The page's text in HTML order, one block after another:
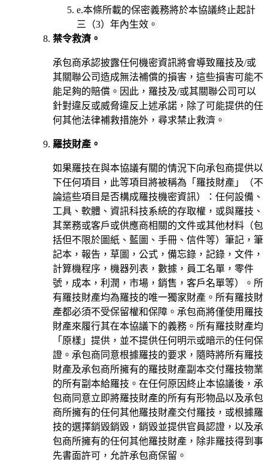
e.本條所載的保密義務將於本協議終止起計
三（3）年內生效。
禁令救濟。
承包商承認披露任何機密資訊將會導致羅技及/或
其關聯公司造成無法補償的損害，這些損害可能不
能足夠的賠償。因此，羅技及/或其關聯公司可以
針對違反或威脅違反上述承諾，除了可能提供的任
何其他法律補救措施外，尋求禁止救濟。
羅技財產。
如果羅技在與本協議有關的情況下向承包商提供以
下任何項目，此等項目將被稱為「羅技財產」（不
論這些項目是否構成羅技機密資訊）：任何設備、
工具、軟體、資訊科技系統的存取權，或與羅技、
其業務或客戶或供應商相關的文件或其他材料（包
括但不限於圖紙、藍圖、手冊、信件等）筆記，筆
記本，報告，草圖，公式，備忘錄，記錄，文件，
計算機程序，機器列表，數據，員工名單，零件
號，成本，利潤，市場，銷售，客戶名單等）。所
有羅技財產均為羅技的唯一獨家財產。所有羅技財
產都必須不受保留權和保障。承包商將僅使用羅技
財產來履行其在本協議下的義務。所有羅技財產均
「原樣」提供，並不提供任何明示或暗示的任何保
證。承包商同意根據羅技的要求，隨時將所有羅技
財產及承包商所擁有的羅技財產副本交付羅技物業
的所有副本給羅技。在任何原因終止本協議後，承
包商同意立即將羅技財產的所有有形物品以及承包
商所擁有的任何其他羅技財產交付羅技，或根據羅
技的選擇銷毀銷毀，銷毀並提供官員認證，以及承
包商所擁有的任何其他羅技財產，除非羅技得到事
先書面許可，允許承包商保留。